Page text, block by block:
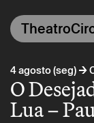
4 agosto (seg)→
O
Lua –